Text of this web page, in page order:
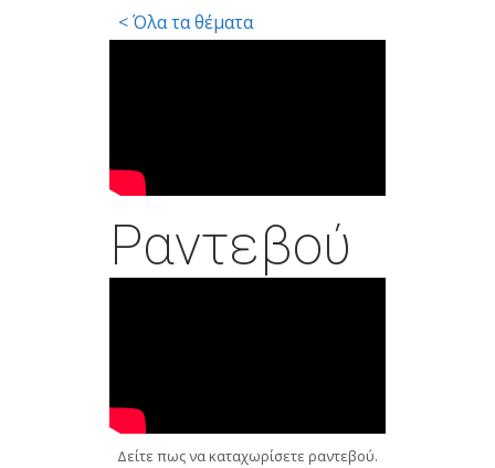
< Όλα τα θέματα
Ραντεβού
Δείτε πως να καταχωρίσετε ραντεβού.